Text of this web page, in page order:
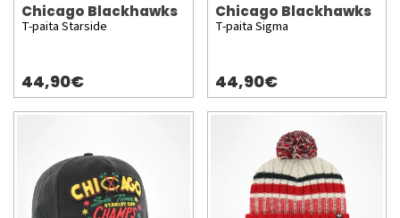
Chicago Blackhawks
T-paita Starside
44,90€
Chicago Blackhawks
T-paita Sigma
44,90€